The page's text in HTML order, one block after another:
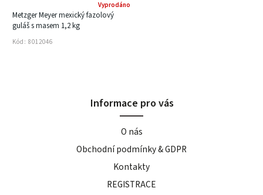
Metzger Meyer mexický fazolový
guláš s masem 1,2 kg
Vyprodáno
Kód: 8012046
Informace pro vás
O nás
Obchodní podmínky & GDPR
Kontakty
REGISTRACE